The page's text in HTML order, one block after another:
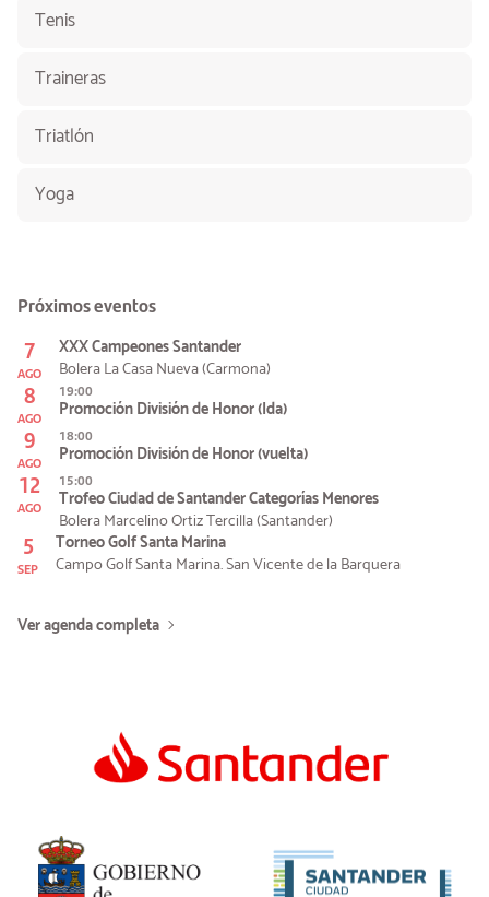
Tenis
Traineras
Triatlón
Yoga
Próximos eventos
7
AGO
XXX Campeones Santander
Bolera La Casa Nueva (Carmona)
8
AGO
19:00
Promoción División de Honor (Ida)
9
AGO
18:00
Promoción División de Honor (vuelta)
12
AGO
15:00
Trofeo Ciudad de Santander Categorías Menores
Bolera Marcelino Ortiz Tercilla (Santander)
5
SEP
Torneo Golf Santa Marina
Campo Golf Santa Marina. San Vicente de la Barquera
Ver agenda completa